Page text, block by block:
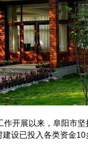
开展以来，阜阳市
设已投入各类资金